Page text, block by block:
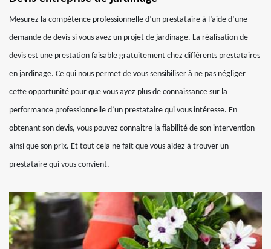
Mesurez la compétence professionnelle d’un prestataire à l’aide d’une
demande de devis si vous avez un projet de jardinage. La réalisation de
devis est une prestation faisable gratuitement chez différents prestataires
en jardinage. Ce qui nous permet de vous sensibiliser à ne pas négliger
cette opportunité pour que vous ayez plus de connaissance sur la
performance professionnelle d’un prestataire qui vous intéresse. En
obtenant son devis, vous pouvez connaitre la fiabilité de son intervention
ainsi que son prix. Et tout cela ne fait que vous aidez à trouver un
prestataire qui vous convient.